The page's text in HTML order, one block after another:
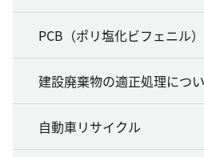
PCB（ポリ塩化ビフェニル
建設廃棄物の適正処理につ
自動車リサイクル